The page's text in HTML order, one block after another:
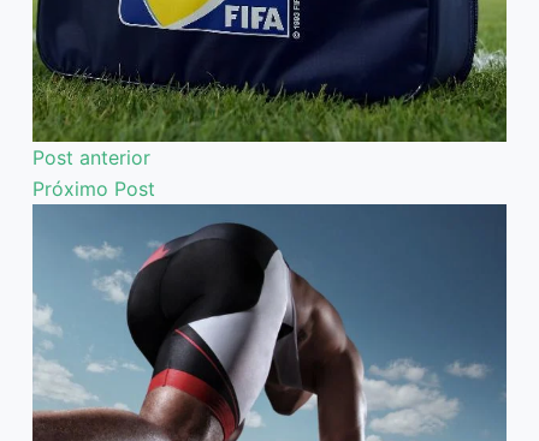
Post anterior
Próximo Post